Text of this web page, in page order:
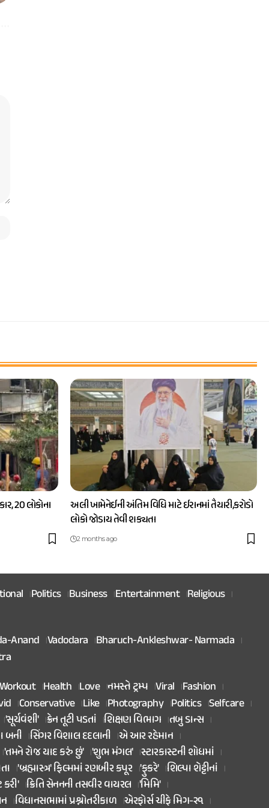
20 લોકોના
અલી ખામેનેઈની અંતિમ વિધિ માટે ઈરાનમાં તૈયારી,કરોડો
લોકો જોડાય તેવી શક્યતા
2 months ago
Politics Business Entertainment Religious
Anand Vadodara Bharuch-Ankleshwar- Narmada
Health Love નમસ્તે ટ્રમ્પ Viral Fashion
Conservative Like Photography Politics Selfcare
'સૂર્યવંશી' ક્રેન તૂટી પડતાં શિક્ષણ વિભાગ તબુ ડાન્સ
બની સિંગર વિશાલ દદલાની એ આર રહેમાન
'તમને રોજ યાદ કરું છું' 'શુભ મંગલ' સ્ટારકાસ્ટની શોધમાં
'બ્રહ્માસ્ત્ર' ફિલ્મમાં રણબીર કપૂર 'ફુકરે' શિલ્પા શેટ્ટીનાં
ક્રિતિ સેનનની તસવીર વાયરલ 'મિમિ'
વિધાનસભામાં પ્રશ્નોતરીકાળ એરફોર્સ ચીફે મિગ-૨૧